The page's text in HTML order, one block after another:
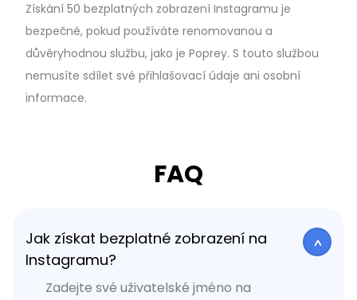
Získání 50 bezplatných zobrazení Instagramu je
bezpečné, pokud používáte renomovanou a
důvěryhodnou službu, jako je Poprey. S touto službou
nemusíte sdílet své přihlašovací údaje ani osobní
informace.
FAQ
Jak získat bezplatné zobrazení na
Instagramu?
Zadejte své uživatelské jméno na